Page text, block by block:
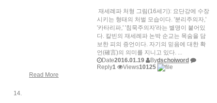
재세례파 처형 그림(16세기): 요단강에 수장
시키는 형태의 처벌 모습이다. '분리주의자,'
'카타리파,' '침묵주의자'라는 별명이 붙어있
다. 칼빈의 재세례파 논박 순교는 목숨을 담
보한 피의 증언이다. 자기의 믿음에 대한 확
언(確言)의 의미를 지니고 있다. ...
Date2016.01.19 Bydschoiword
Reply1 Views10125
Read More